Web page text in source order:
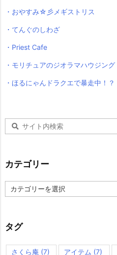
・おやすみ☆彡メギストリス
・てんぐのしわざ
・Priest Cafe
・モリチュアのジオラマハウジング
・ほるにゃんドラクエで暴走中！？
カテゴリー
テ
ー
タグ
さくら庵 (7) アイテム (7)